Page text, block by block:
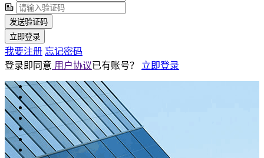
发送验证码
立即登录
我要注册 忘记密码
登录即同意 用户协议已有账号？ 立即登录